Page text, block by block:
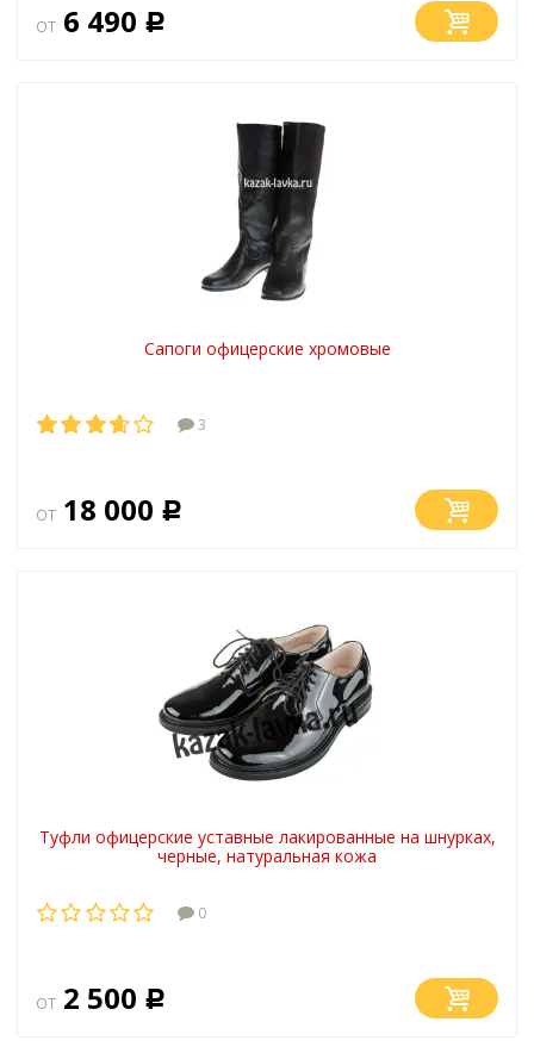
от 6 490 Р
Сапоги офицерские хромовые
3
от 18 000 Р
Туфли офицерские уставные лакированные на шнурках,
черные, натуральная кожа
0
от 2 500 Р